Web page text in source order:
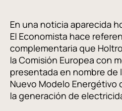
En una noticia aparecida
El Economista hace
complementaria que
la Comisión Europea con
presentada en nombre de
Nuevo Modelo Energétivo
la generación de